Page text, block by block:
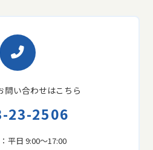
問い合わせはこちら
23-2506
平日 9:00〜17:00